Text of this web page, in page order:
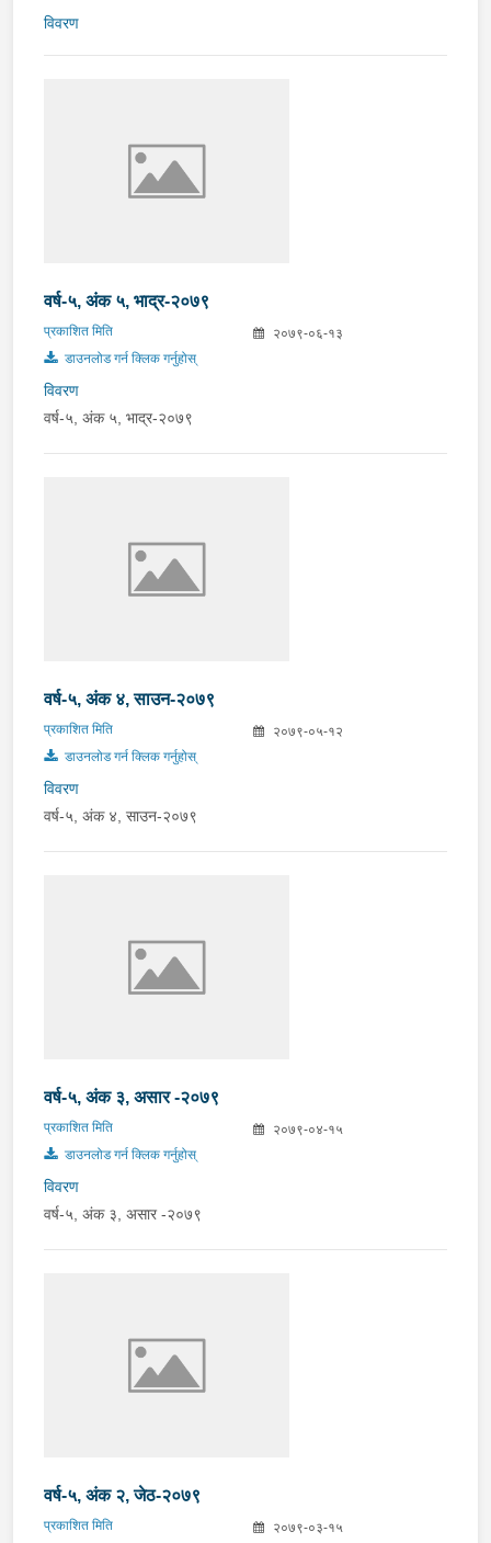
विवरण
वर्ष-५, अंक ५, भाद्र-२०७९
प्रकाशित मिति
२०७९-०६-१३
डाउनलोड गर्न क्लिक गर्नुहोस्
विवरण
वर्ष-५, अंक ५, भाद्र-२०७९
वर्ष-५, अंक ४, साउन-२०७९
प्रकाशित मिति
२०७९-०५-१२
डाउनलोड गर्न क्लिक गर्नुहोस्
विवरण
वर्ष-५, अंक ४, साउन-२०७९
वर्ष-५, अंक ३, असार -२०७९
प्रकाशित मिति
२०७९-०४-१५
डाउनलोड गर्न क्लिक गर्नुहोस्
विवरण
वर्ष-५, अंक ३, असार -२०७९
वर्ष-५, अंक २, जेठ-२०७९
प्रकाशित मिति २०७९-०३-१५